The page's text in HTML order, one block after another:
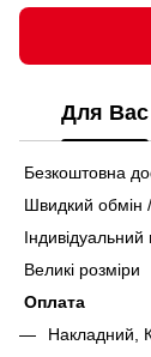
Для Вас
Безкоштовна
Швидкий обмін
Великі розміри
Оплата
Накладний,